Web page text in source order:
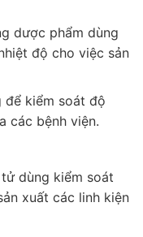
dược phẩm dùng
độ cho việc sản
để kiểm soát độ
các bệnh viện.
dùng kiểm soát
xuất các linh kiện